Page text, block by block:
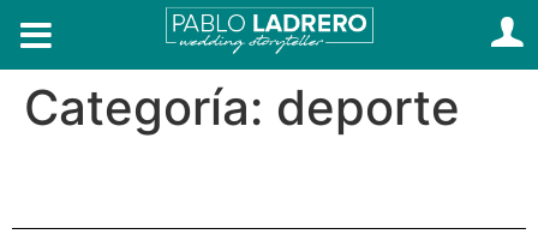
Categoría: deporte